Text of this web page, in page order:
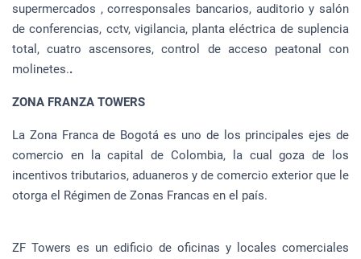
supermercados , corresponsales bancarios, auditorio y salón
de conferencias, cctv, vigilancia, planta eléctrica de suplencia
total, cuatro ascensores, control de acceso peatonal con
molinetes..
ZONA FRANZA TOWERS
La Zona Franca de Bogotá es uno de los principales ejes de
comercio en la capital de Colombia, la cual goza de los
incentivos tributarios, aduaneros y de comercio exterior que le
otorga el Régimen de Zonas Francas en el país.
ZF Towers es un edificio de oficinas y locales comerciales